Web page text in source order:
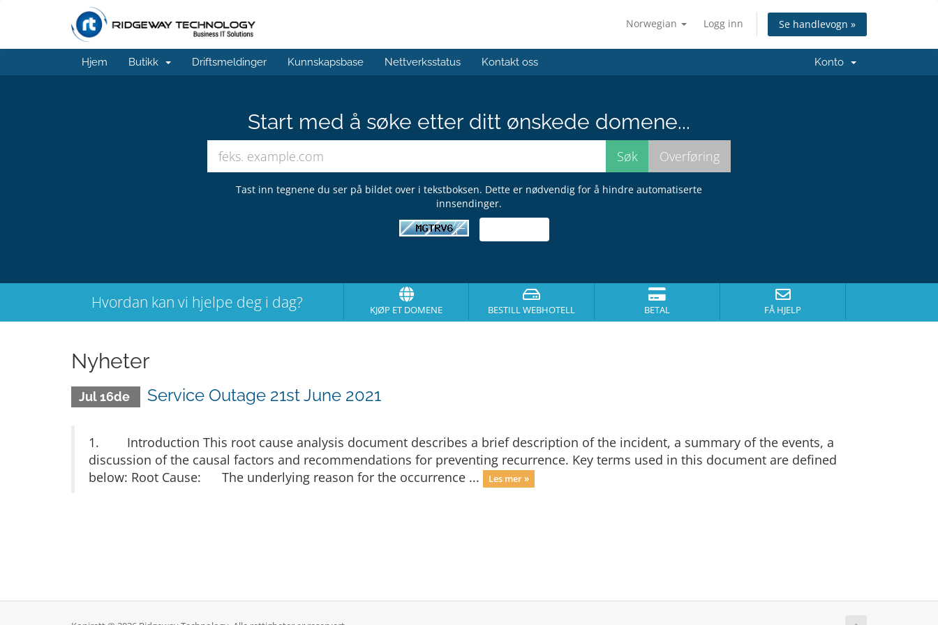
Norwegian Logg inn Se handlevogn »
Hjem Butikk Driftsmeldinger Kunnskapsbase Nettverksstatus Kontakt oss Konto
Start med å søke etter ditt ønskede domene...
Tast inn tegnene du ser på bildet over i tekstboksen. Dette er nødvendig for å hindre automatiserte
innsendinger.
Hvordan kan vi hjelpe deg i dag? KJØP ET DOMENE BESTILL WEBHOTELL BETAL FÅ HJELP
Nyheter
Jul 16de Service Outage 21st June 2021
1. Introduction This root cause analysis document describes a brief description of the incident, a summary of the events, a
discussion of the causal factors and recommendations for preventing recurrence. Key terms used in this document are defined
below: Root Cause: The underlying reason for the occurrence ...
Les mer »